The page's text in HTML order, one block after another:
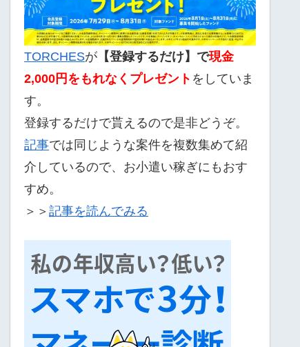
TORCHESが 【登録するだけ】で現金
2,000 円をもれなくプレゼント をしていま
す。
登録するだけで貰えるので是非どうぞ。
記事では同じような案件を複数集めて紹
介しているので、お小遣い稼ぎにもおす
すめ。
＞＞ 記事を読んでみる